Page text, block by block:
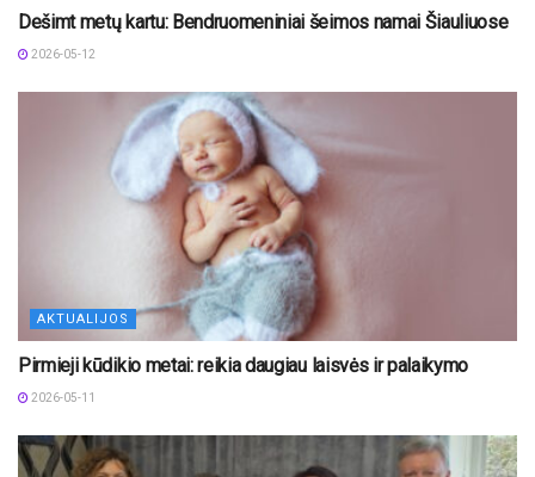
Dešimt metų kartu: Bendruomeniniai šeimos namai Šiauliuose
2026-05-12
AKTUALIJOS
Pirmieji kūdikio metai: reikia daugiau laisvės ir palaikymo
2026-05-11